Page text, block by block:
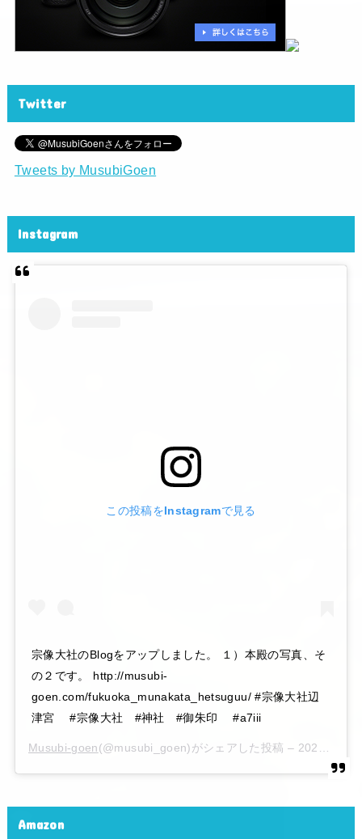
Twitter
Tweets by MusubiGoen
Instagram
この投稿をInstagramで見る
宗像大社のBlogをアップしました。 １）本殿の写真、そ
の２です。 http://musubi-
goen.com/fukuoka_munakata_hetsuguu/ #宗像大社辺
津宮 #宗像大社 #神社 #御朱印 #a7iii
Musubi-goen(@musubi_goen)がシェアした投稿 – 2020年 6月月6日午後10時15分PDT
Amazon